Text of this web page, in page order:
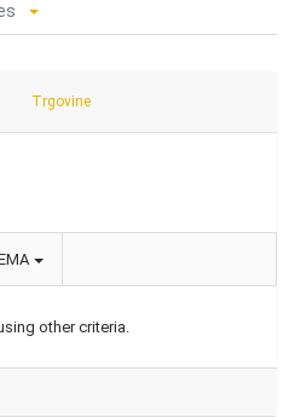
Trgovine
other criteria.